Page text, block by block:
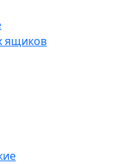
ящиков